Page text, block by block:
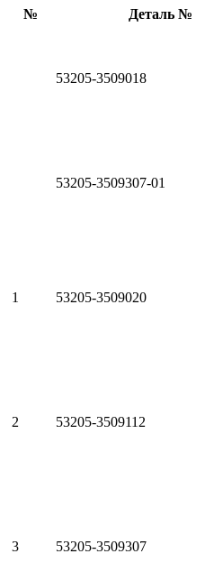
№ Деталь №
53205-3509018
53205-3509307-01
1 53205-3509020
2 53205-3509112
3 53205-3509307